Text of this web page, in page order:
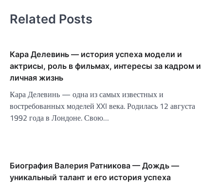
Related Posts
Кара Делевинь — история успеха модели и
актрисы, роль в фильмах, интересы за кадром и
личная жизнь
Кара Делевинь — одна из самых известных и
востребованных моделей XXI века. Родилась 12 августа
1992 года в Лондоне. Свою…
Биография Валерия Ратникова — Дождь —
уникальный талант и его история успеха